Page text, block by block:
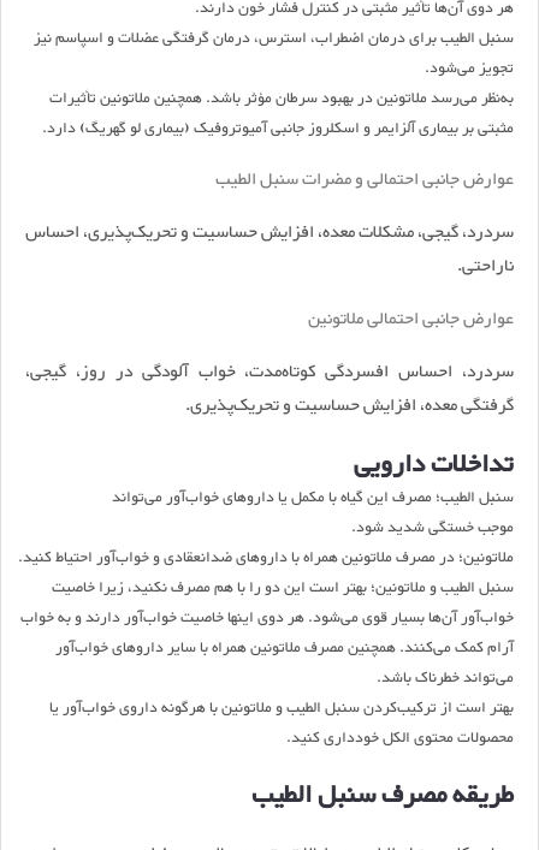
هر دوی آن‌ها تأثیر مثبتی در کنترل فشار خون دارند.
سنبل الطیب برای درمان اضطراب، استرس، درمان گرفتگی‌ عضلات و اسپاسم نیز
تجویز می‌شود.
به‌نظر می‌رسد ملاتونین در بهبود سرطان مؤثر باشد. همچنین ملاتونین تأثیرات
مثبتی بر بیماری آلزایمر و اسکلروز جانبی آمیوتروفیک (بیماری لو گهریگ) دارد.
عوارض جانبی احتمالی و مضرات سنبل الطیب
سردرد، گیجی، مشکلات معده، افزایش حساسیت و تحریک‌پذیری، احساس
ناراحتی.
عوارض جانبی احتمالی ملاتونین
سردرد، احساس افسردگی کوتاه‌مدت، خواب آلودگی در روز، گیجی،
گرفتگی معده، افزایش حساسیت و تحریک‌پذیری.
تداخلات دارویی
سنبل الطیب؛ مصرف این گیاه با مکمل یا داروهای خواب‌آور می‌تواند
موجب خستگی شدید شود.
ملاتونین؛ در مصرف ملاتونین همراه با داروهای ضدانعقادی و خواب‌آور احتیاط کنید.
سنبل الطیب و ملاتونین؛ بهتر است این دو را با هم مصرف نکنید، زیرا خاصیت
خواب‌آور آن‌ها بسیار قوی می‌شود. هر دوی اینها خاصیت خواب‌آور دارند و به خواب
آرام کمک می‌کنند. همچنین مصرف ملاتونین همراه با سایر داروهای خواب‌آور
می‌تواند خطرناک باشد.
بهتر است از ترکیب‌کردن سنبل الطیب و ملاتونین با هرگونه داروی خواب‌آور یا
محصولات محتوی الکل خودداری کنید.
طریقه مصرف سنبل الطیب